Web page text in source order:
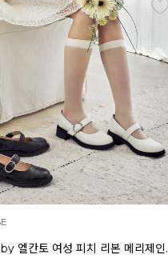
[EXCLUSIVE] 노엘 엘칸토 여성 젤리슈즈 2.3cm LCWW01U626